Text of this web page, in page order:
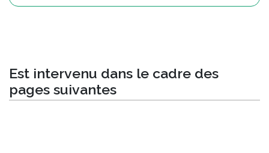
Est intervenu dans le cadre des
pages suivantes